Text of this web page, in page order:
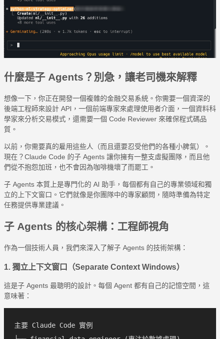
什麼是子 Agents？別急，讓老司機來解釋
想像一下，你正在開發一個複雜的金融交易系統。你需要一個資深的
後端工程師來設計 API，一個前端專家來處理使用者介面，一個資料科
學家來分析交易模式，還需要一個 Code Reviewer 來確保程式碼品
質。
以前，你需要真的雇用這些人（而且還要忍受他們的各種小脾氣）。
現在？Claude Code 的子 Agents 讓你擁有一整支虛擬團隊，而且他
們從不抱怨加班，也不會因為咖啡機壞了而罷工。
子 Agents 本質上是專門化的 AI 助手，每個都有自己的專業領域和獨
立的上下文窗口。它們就像是你團隊中的專家顧問，隨時準備為特定
任務提供專業建議。
子 Agents 的核心架構：工程師視角
作為一個技術人員，我們來深入了解子 Agents 的技術架構：
1. 獨立上下文窗口（Separate Context Windows）
這是子 Agents 最聰明的設計。每個 Agent 都有自己的記憶空間，這
意味著：
主要 Claude Code 實例